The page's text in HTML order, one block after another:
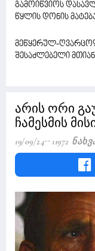
გამოიწვიოს
წყლის დონის
მეწყერულ-
შესაძლებელი
არის ორი
ჩამესმის
19/09/24 11972